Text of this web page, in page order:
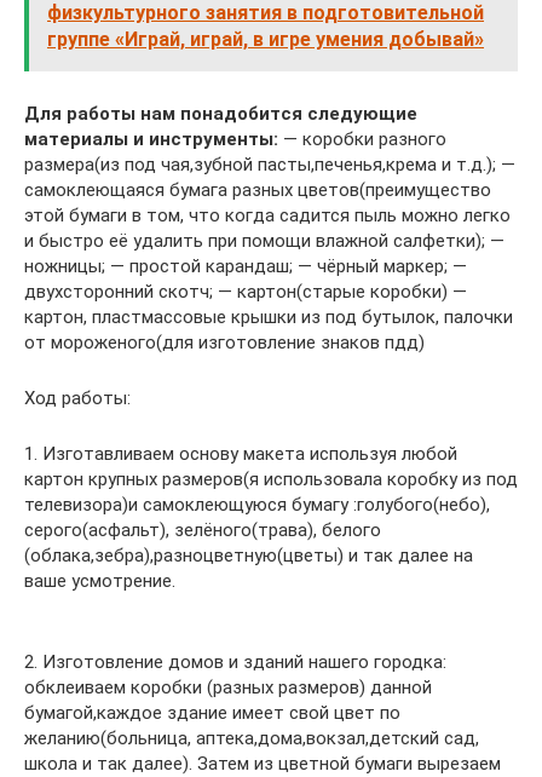
физкультурного занятия в подготовительной
группе «Играй, играй, в игре умения добывай»
Для работы нам понадобится следующие
материалы и инструменты: — коробки разного
размера(из под чая,зубной пасты,печенья,крема и т.д.); —
самоклеющаяся бумага разных цветов(преимущество
этой бумаги в том, что когда садится пыль можно легко
и быстро её удалить при помощи влажной салфетки); —
ножницы; — простой карандаш; — чёрный маркер; —
двухсторонний скотч; — картон(старые коробки) —
картон, пластмассовые крышки из под бутылок, палочки
от мороженого(для изготовление знаков пдд)
Ход работы:
1. Изготавливаем основу макета используя любой
картон крупных размеров(я использовала коробку из под
телевизора)и самоклеющуюся бумагу :голубого(небо),
серого(асфальт), зелёного(трава), белого
(облака,зебра),разноцветную(цветы) и так далее на
ваше усмотрение.
2. Изготовление домов и зданий нашего городка:
обклеиваем коробки (разных размеров) данной
бумагой,каждое здание имеет свой цвет по
желанию(больница, аптека,дома,вокзал,детский сад,
школа и так далее). Затем из цветной бумаги вырезаем